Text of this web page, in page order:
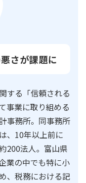
さが課題に
する「信頼される
事業に取り組める
事務所。同事務所
、10年以上前に
200法人。富山県
業の中でも特に小
、税務における記